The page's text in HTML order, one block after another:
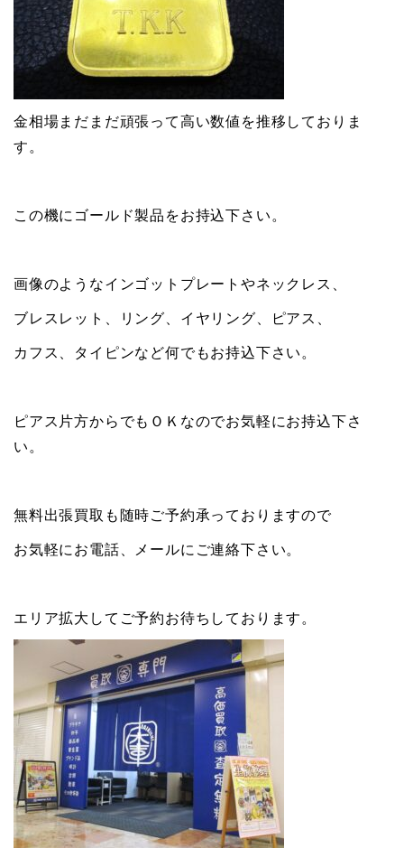
金相場まだまだ頑張って高い数値を推移しておりま
す。
この機にゴールド製品をお持込下さい。
画像のようなインゴットプレートやネックレス、
ブレスレット、リング、イヤリング、ピアス、
カフス、タイピンなど何でもお持込下さい。
ピアス片方からでもＯＫなのでお気軽にお持込下さ
い。
無料出張買取も随時ご予約承っておりますので
お気軽にお電話、メールにご連絡下さい。
エリア拡大してご予約お待ちしております。